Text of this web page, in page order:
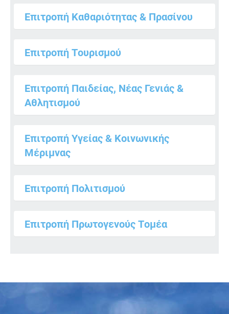
Επιτροπή Καθαριότητας & Πρασίνου
Επιτροπή Τουρισμού
Επιτροπή Παιδείας, Νέας Γενιάς &
Αθλητισμού
Επιτροπή Υγείας & Κοινωνικής
Μέριμνας
Επιτροπή Πολιτισμού
Επιτροπή Πρωτογενούς Τομέα